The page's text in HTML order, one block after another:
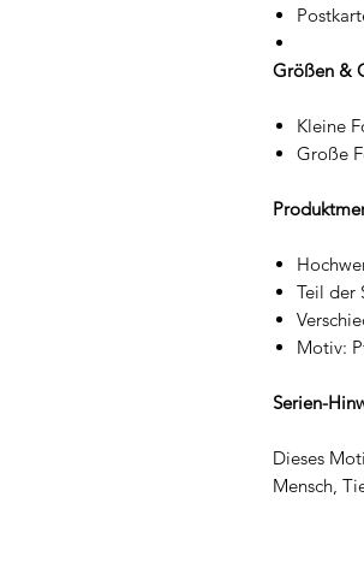
Größen &
Kleine
Große
Teil der
Motiv:
Serien-
Dieses
Mensch,